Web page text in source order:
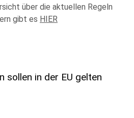
über die aktuellen Regeln
gibt es HIER
sollen in der EU gelten